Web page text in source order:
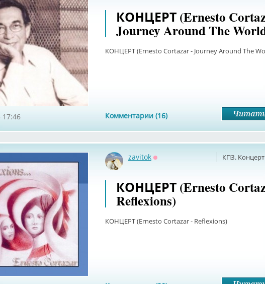
КОНЦЕРТ (Ernesto
Journey Around The
КОНЦЕРТ (Ernesto Cortazar - Journey Around The
Комментарии (16)
17:46
КПЗ.
zavitok
КОНЦЕРТ (Ernesto
Reflexions)
КОНЦЕРТ (Ernesto Cortazar - Reflexions)